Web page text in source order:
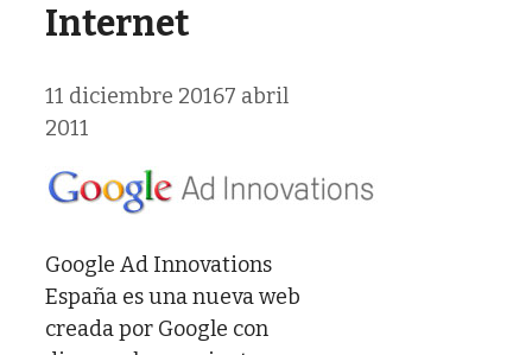
Internet
11 diciembre 20167 abril
2011
Google Ad Innovations
España es una nueva web
creada por Google con